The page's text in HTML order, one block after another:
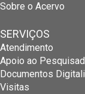
Sobre o Acervo
SERVIÇOS
Atendimento
Apoio ao
Documentos
Visitas